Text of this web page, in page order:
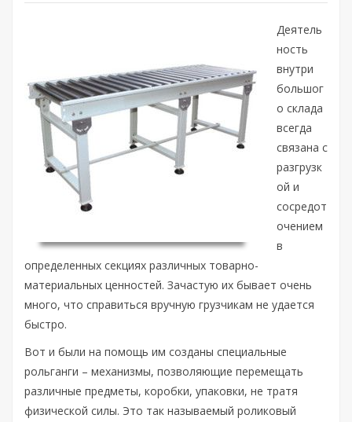
Деятель
ность
внутри
большог
о склада
всегда
связана с
разгрузк
ой и
сосредот
очением
в
определенных секциях различных товарно-
материальных ценностей. Зачастую их бывает очень
много, что справиться вручную грузчикам не удается
быстро.
Вот и были на помощь им созданы специальные
рольганги – механизмы, позволяющие перемещать
различные предметы, коробки, упаковки, не тратя
физической силы. Это так называемый роликовый